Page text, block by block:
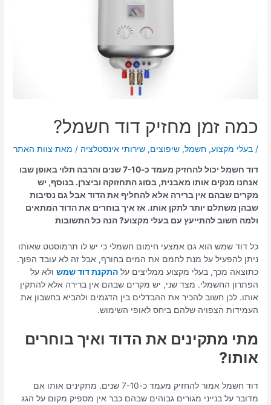
כמה זמן מחזיק דוד חשמל?
/בעלי מקצוע,חשמל,שיפוצים,שירותי אינסטלציה / מאת צוות האתר
דוד חשמל יכול להחזיק מעמד כ-7-10 שנים והרבה תלוי באופן שבו
אנחנו מנקים אותו מאבנית, בסוג התחזוקה וביצרן. בנוסף, יש
מקרים שבהם אין ברירה אלא להחליף את הדוד אבל גם נסיבות
שבהן משתלם יותר לתקן אותו. אז איך בוחרים את הדוד המתאים
ולמה חשוב להתייעץ עם בעלי מקצוע? הנה כל התשובות
כל דוד שמש הוא גם אמצעי חימום חשמלי כי יש לו תרמוסטט שאותו
ניתן להפעיל על מנת לחמם את המים בחורף, אבל זה לא עובד הפוך.
כתוצאה מכך, בעלי מקצוע ממליצים עלהתקנת דוד שמש ולא על
הפתרון החשמלי. מצד שני, יש מקרים שבהם אין ברירה אלא להתקין
אותו. לכן חשוב להכיר את ההבדלים בין הדגמים ולהביא בחשבון את
העמידות הצפויה שלהם ביחס לאופי השימוש.
מתי מתקינים את הדוד ואיך בוחרים
אותו?
דוד חשמל אמור להחזיק מעמד כ-7-10 שנים. מתקינים אותו אם
מדובר על בנייני מגורים גבוהים שבהם כבר אין מספיק מקום על הגג